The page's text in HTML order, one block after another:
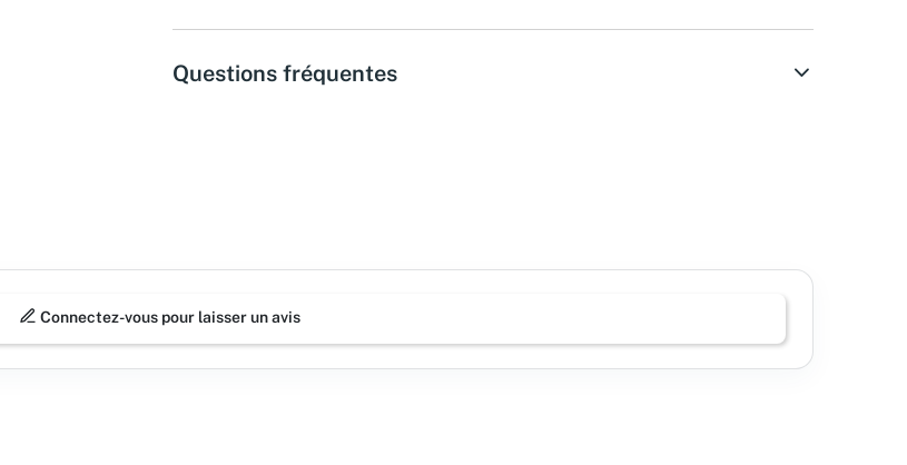
Questions fréquentes
Connectez-vous pour laisser un avis